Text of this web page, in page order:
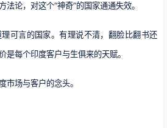
论，对这个“神奇”的国家通通失效。
可言的国家。有理说不清，翻脸比翻书还
是每个印度客户与生俱来的天赋。
市场与客户的念头。